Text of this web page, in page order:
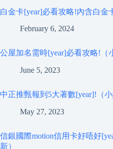
白金卡[year]必看攻略!內含白金
February 6, 2024
公屋加名需時[year]必看攻略!（
June 5, 2023
中正推甄報到5大著數[year]!（小
May 27, 2023
信銀國際motion信用卡好唔好
新）